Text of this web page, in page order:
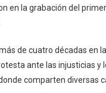
en la grabación del
de cuatro décadas en
ante las injusticias
comparten diversas